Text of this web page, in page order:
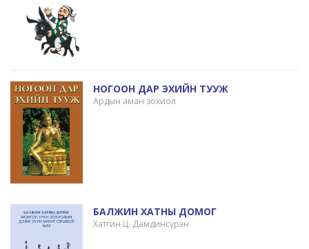
НОГООН ДАР ЭХИЙН ТУУЖ
Ардын аман зохиол
БАЛЖИН ХАТНЫ ДОМОГ
Хатгин Ц. Дамдинсүрэн